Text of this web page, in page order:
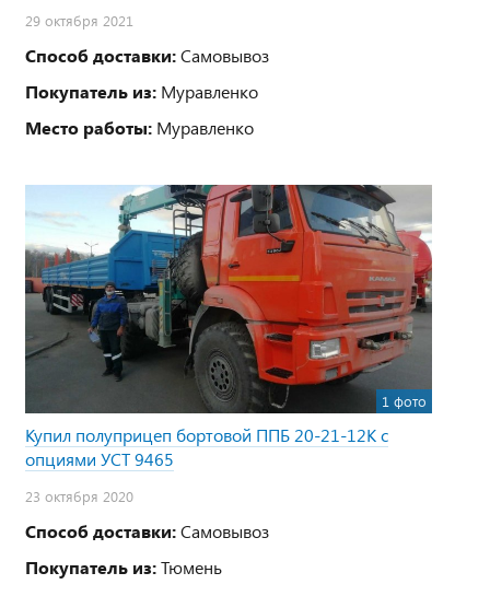
29 октября 2021
Способ доставки:Самовывоз
Покупатель из: Муравленко
Место работы: Муравленко
1 фото
Купил полуприцеп бортовой ППБ 20-21-12К с
опциями УСТ 9465
23 октября 2020
Способ доставки:Самовывоз
Покупатель из:Тюмень